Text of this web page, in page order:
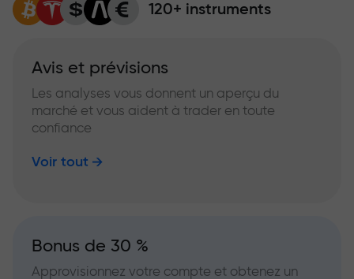
120+ instruments
Avis et prévisions
Les analyses vous donnent un aperçu du
marché et vous aident à trader en toute
confiance
Voir tout
Bonus de 30 %
Approvisionnez votre compte et obtenez un